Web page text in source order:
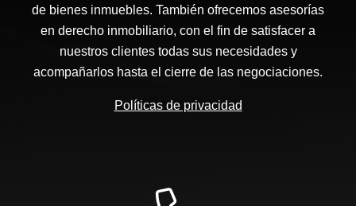
de bienes inmuebles. También ofrecemos asesorías
en derecho inmobiliario, con el fin de satisfacer a
nuestros clientes todas sus necesidades y
acompañarlos hasta el cierre de las negociaciones.
Políticas de privacidad